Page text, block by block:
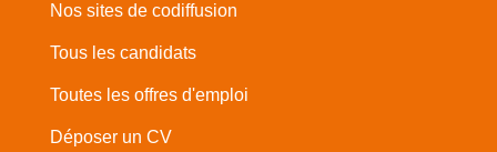
Nos sites de codiffusion
Tous les candidats
Toutes les offres d'emploi
Déposer un CV